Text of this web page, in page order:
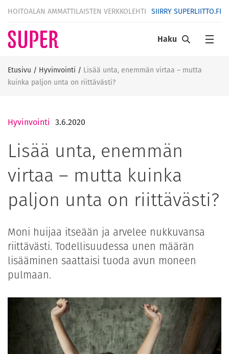
HOITOALAN AMMATTILAISTEN VERKKOLEHTI SIIRRY SUPERLIITTO.FI
Haku
Etusivu / Hyvinvointi / Lisää unta, enemmän virtaa – mutta
kuinka paljon unta on riittävästi?
Hyvinvointi 3.6.2020
Lisää unta, enemmän
virtaa – mutta kuinka
paljon unta on riittävästi?
Moni huijaa itseään ja arvelee nukkuvansa
riittävästi. Todellisuudessa unen määrän
lisääminen saattaisi tuoda avun moneen
pulmaan.